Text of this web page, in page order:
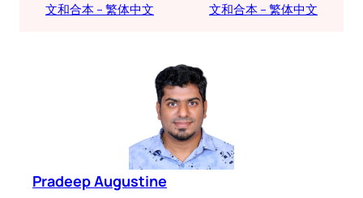
文和合本 – 繁体中文
文和合本 – 繁体中文
Pradeep Augustine